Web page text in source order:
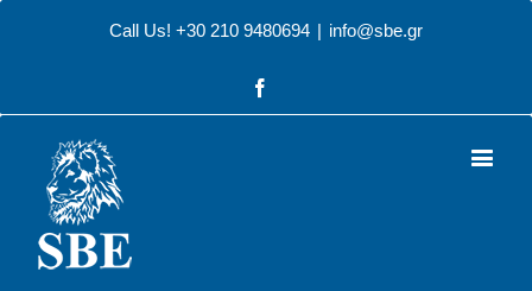
Call Us! +30 210 9480694 | info@sbe.gr